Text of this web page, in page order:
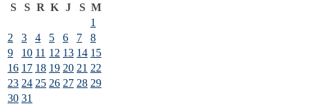
S
S R K J S M
1
2
3 4 5 6 7
8
9
10 11 12 13 14 15
16 17 18 19 20 21 22
23 24 25 26 27 28 29
30 31